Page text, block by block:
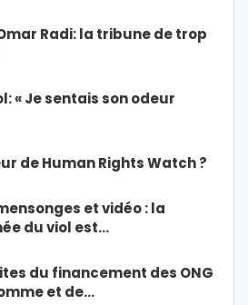
Radi: la tribune de trop
« Je sentais son odeur
de Human Rights Watch ?
et vidéo : la
du viol est…
du financement des ONG
et de…